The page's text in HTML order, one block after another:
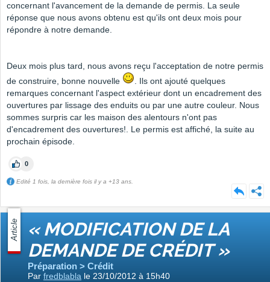
concernant l'avancement de la demande de permis. La seule
réponse que nous avons obtenu est qu'ils ont deux mois pour
répondre à notre demande.
Deux mois plus tard, nous avons reçu l'acceptation de notre permis
de construire, bonne nouvelle
. Ils ont ajouté quelques
remarques concernant l'aspect extérieur dont un encadrement des
ouvertures par lissage des enduits ou par une autre couleur. Nous
sommes surpris car les maison des alentours n'ont pas
d'encadrement des ouvertures!. Le permis est affiché, la suite au
prochain épisode.
0
Edité 1 fois, la dernière fois il y a +13 ans.
Article « MODIFICATION DE LA
DEMANDE DE CRÉDIT »
Préparation > Crédit
Par fredblabla le 23/10/2012 à 15h40